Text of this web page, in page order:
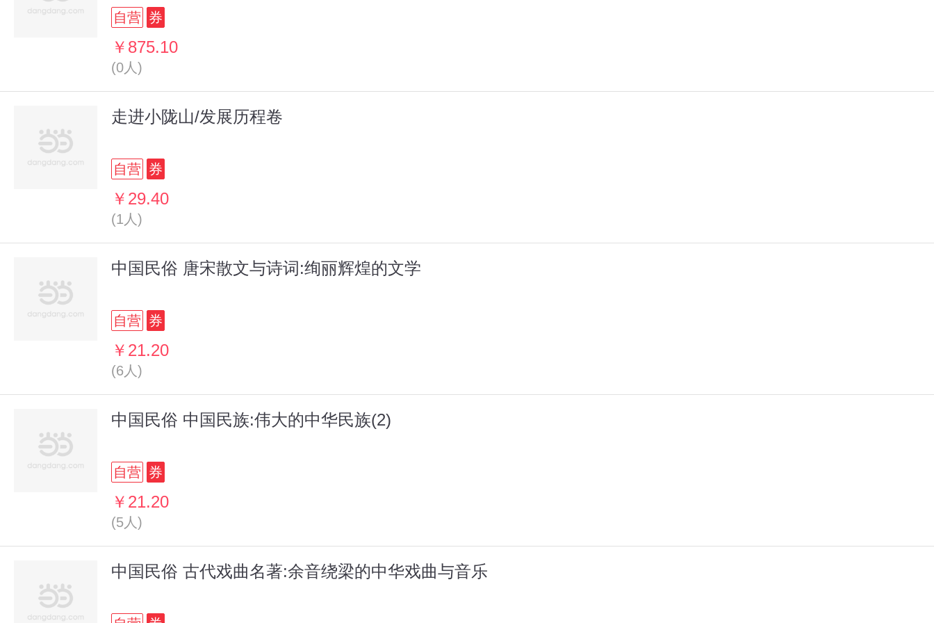
自营 券
￥875.10
(0人)
走进小陇山/发展历程卷
自营 券
￥29.40
(1人)
中国民俗 唐宋散文与诗词:绚丽辉煌的文学
自营 券
￥21.20
(6人)
中国民俗 中国民族:伟大的中华民族(2)
自营 券
￥21.20
(5人)
中国民俗 古代戏曲名著:余音绕梁的中华戏曲与音乐